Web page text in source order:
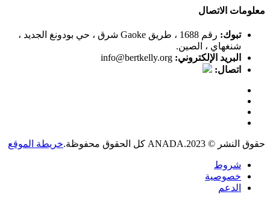
معلومات الاتصال
تبوك:
رقم 1688 ، طريق Gaoke شرق ، حي بودونغ الجديد ،
شنغهاي ، الصين.
البريد الإلكتروني: info@bertkelly.org
اتصال:
حقوق النشر © 2023.ANADA كل الحقوق محفوظة. خريطة الموقع
شروط
خصوصية
الدعم